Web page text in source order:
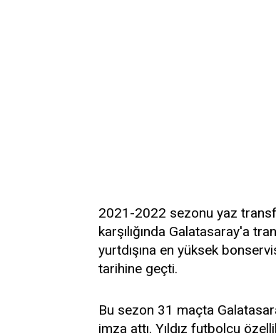
2021-2022 sezonu yaz
karşılığında Galatasaray'a
yurtdışına en yüksek
tarihine geçti.
Bu sezon 31 maçta
imza attı. Yıldız futbolcu